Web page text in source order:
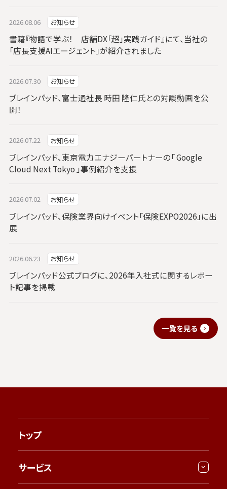
2026.08.06 お知らせ
書籍『物語で学ぶ！ 店舗DX「超」実践ガイド』にて、当社の
「店長支援AIエージェント」が紹介されました
2026.07.30 お知らせ
ブレインパッド、富士通社長 時田 隆仁氏との対談動画を公
開！
2026.07.22 お知らせ
ブレインパッド、東京電力エナジーパートナーの「 Google
Cloud Next Tokyo 」事例紹介を支援
2026.07.02 お知らせ
ブレインパッド、保険業界向けイベント「保険EXPO2026」に出
展
2026.06.23 お知らせ
ブレインパッド公式ブログに、2026年入社式に関するレポー
ト記事を掲載
一覧を見る
トップ
サービス